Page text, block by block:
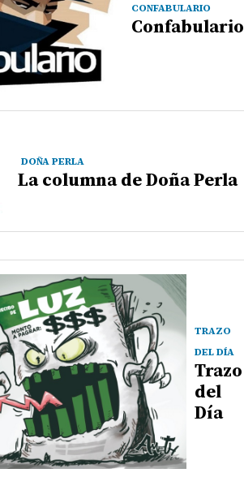
CONFABULARIO
Confabulario
DOÑA PERLA
La columna de Doña Perla
TRAZO
DEL DÍA
Trazo
del
Día